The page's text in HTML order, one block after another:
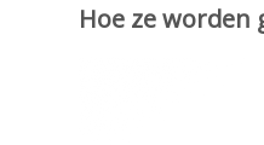
Hoe ze worden